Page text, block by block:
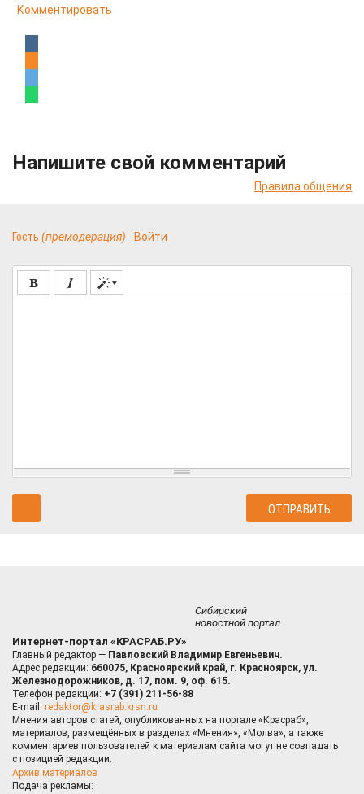
Комментировать
Напишите свой комментарий
Правила общения
Гость (премодерация) Войти
Сибирский
новостной портал
Интернет-портал «КРАСРАБ.РУ»
Главный редактор — Павловский Владимир Евгеньевич.
Адрес редакции: 660075, Красноярский край, г. Красноярск, ул.
Железнодорожников, д. 17, пом. 9, оф. 615.
Телефон редакции: +7 (391) 211-56-88
E-mail: redaktor@krasrab.krsn.ru
Мнения авторов статей, опубликованных на портале «Красраб»,
материалов, размещённых в разделах «Мнения», «Молва», а также
комментариев пользователей к материалам сайта могут не совпадать
с позицией редакции.
Архив материалов
Подача рекламы: